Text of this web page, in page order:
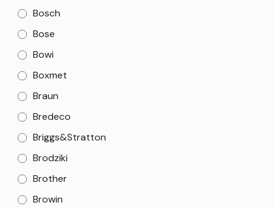
Bosch
Bose
Bowi
Boxmet
Braun
Bredeco
Briggs&Stratton
Brodziki
Brother
Browin